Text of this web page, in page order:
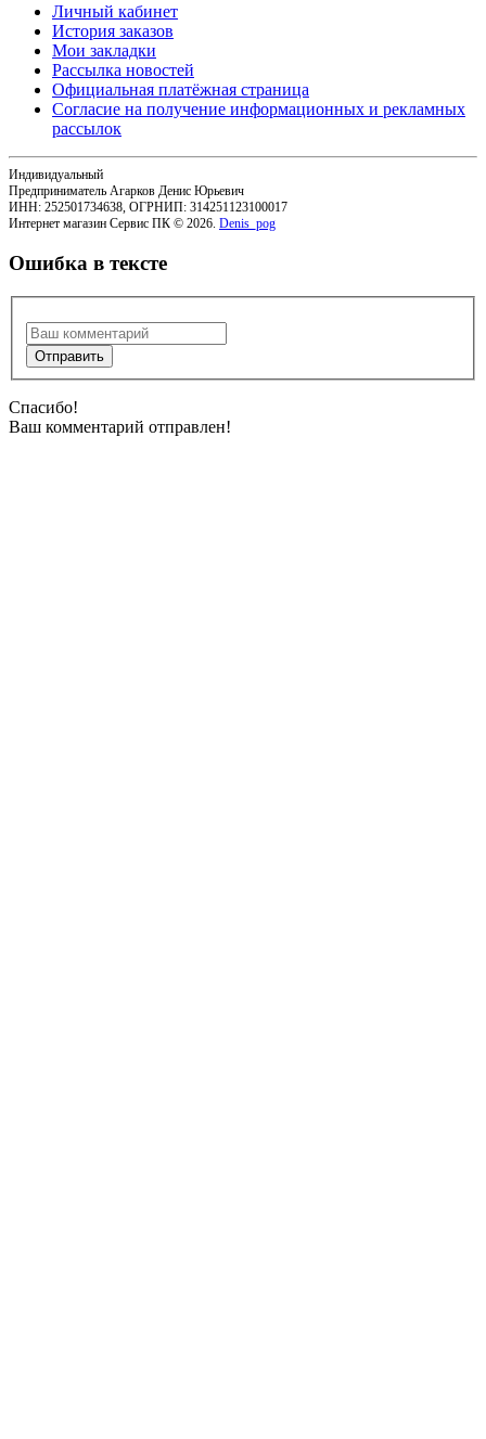
Личный кабинет
История заказов
Мои закладки
Рассылка новостей
Официальная платёжная страница
Согласие на получение информационных и рекламных
рассылок
Индивидуальный
Предприниматель Агарков Денис Юрьевич
ИНН: 252501734638, ОГРНИП: 314251123100017
Интернет магазин Сервис ПК © 2026. Denis_pog
Ошибка в тексте
Спасибо!
Ваш комментарий отправлен!